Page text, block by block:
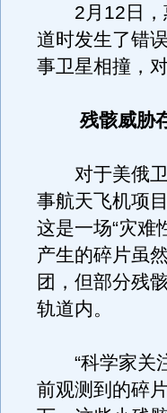
2月12日，
道时发生了错
事卫星相撞，
残骸威胁
对于美俄卫
事航天飞机项
这是一场“灾难
产生的碎片虽
团，但部分残
轨道内。
“科学家关注
前观测到的碎